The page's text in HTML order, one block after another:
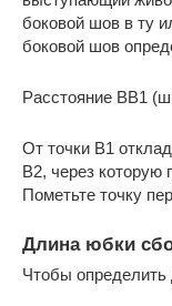
боковой шов в ту
боковой шов
Расстояние BB1
От точки B1
B2, через которую
Пометьте точку
Длина юбки
Чтобы определить